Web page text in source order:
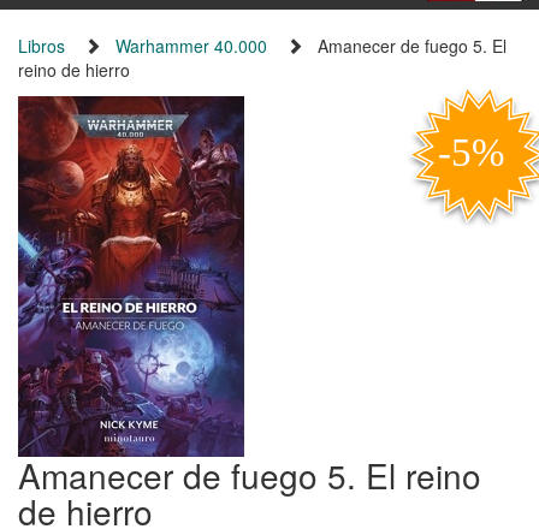
Libros Warhammer 40.000
Amanecer de fuego 5. El
reino de hierro
Amanecer de fuego 5. El reino
de hierro